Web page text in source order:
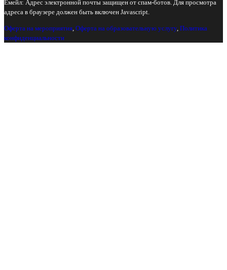
Емейл: Адрес электронной почты защищен от спам-ботов. Для просмотра
адреса в браузере должен быть включен Javascript.
Оферта на мероприятия, Оферта на образовательную услугу, Политика
конфиденциальности